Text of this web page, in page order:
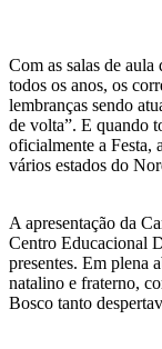
Com as salas de
todos os anos, os
lembranças sendo
de volta”. E quando
oficialmente a Festa,
vários estados do
A apresentação da
Centro Educacional
presentes. Em plena
natalino e fraterno,
Bosco tanto